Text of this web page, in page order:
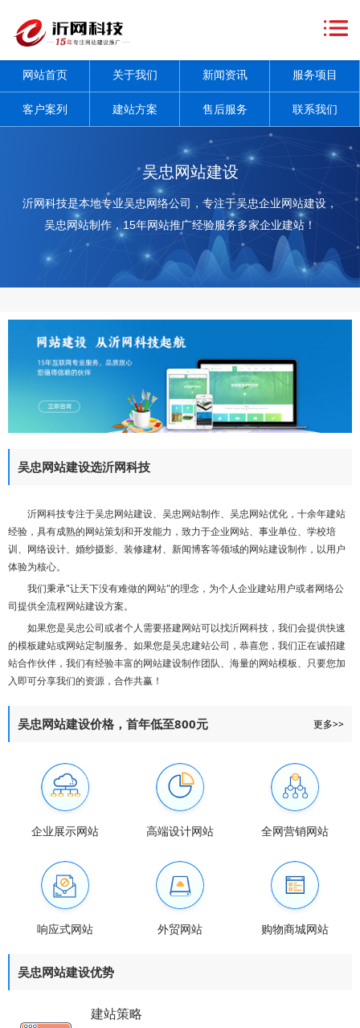
首
页
于
我
新
闻
服
网站首页 关于我们 新闻资讯 服务项目
客户案列 建站方案 售后服务 联系我们
吴忠网站建设
沂网科技是本地专业吴忠网络公司，专注于吴忠企业网站建设，
吴忠网站制作，15年网站推广经验服务多家企业建站！
吴忠网站建设选沂网科技
沂网科技专注于吴忠网站建设、吴忠网站制作、吴忠网站优化，十余年建站
经验，具有成熟的网站策划和开发能力，致力于企业网站、事业单位、学校培
训、网络设计、婚纱摄影、装修建材、新闻博客等领域的网站建设制作，以用户
体验为核心。
我们秉承"让天下没有难做的网站"的理念，为个人企业建站用户或者网络公
司提供全流程网站建设方案。
如果您是吴忠公司或者个人需要搭建网站可以找沂网科技，我们会提供快速
的模板建站或网站定制服务。如果您是吴忠建站公司，恭喜您，我们正在诚招建
站合作伙伴，我们有经验丰富的网站建设制作团队、海量的网站模板、只要您加
入即可分享我们的资源，合作共赢！
吴忠网站建设价格，首年低至800元 更多>>
企业展示网站 高端设计网站 全网营销网站
响应式网站 外贸网站 购物商城网站
吴忠网站建设优势
建站策略